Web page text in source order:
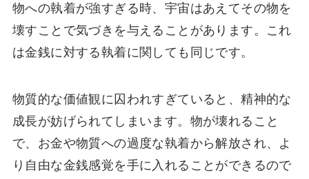
物への執着が強すぎる時、宇宙はあえてその物を
壊すことで気づきを与えることがあります。これ
は金銭に対する執着に関しても同じです。
物質的な価値観に囚われすぎていると、精神的な
成長が妨げられてしまいます。物が壊れること
で、お金や物質への過度な執着から解放され、よ
り自由な金銭感覚を手に入れることができるので